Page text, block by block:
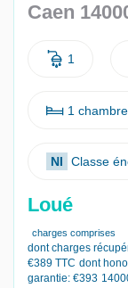
Caen
1
1
NI Classe
Loué
charges comprises
dont charges
€389 TTC dont
garantie: €393